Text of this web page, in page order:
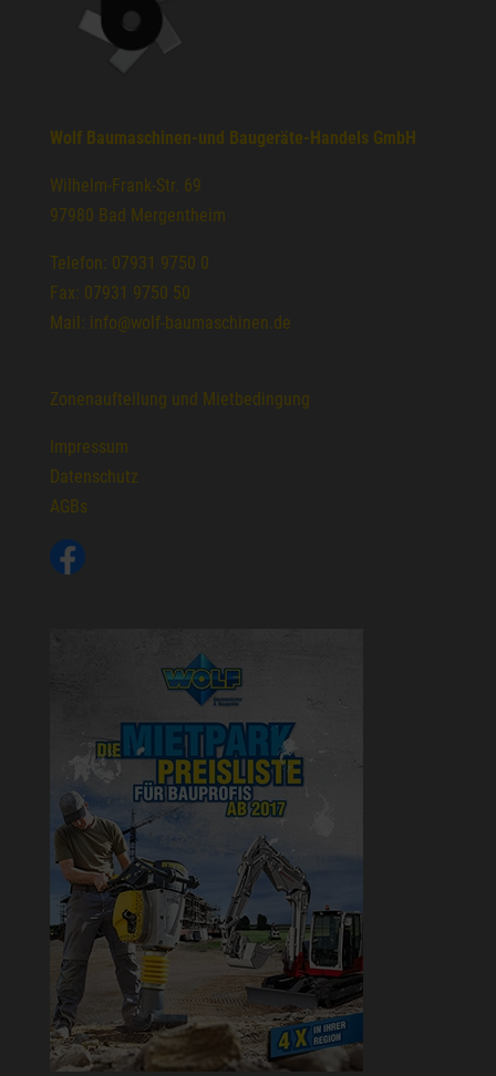
Wolf Baumaschinen-und Baugeräte-Handels GmbH
Wilhelm-Frank-Str. 69
97980 Bad Mergentheim
Telefon: 07931 9750 0
Fax: 07931 9750 50
Mail: info@wolf-baumaschinen.de
Zonenaufteilung und Mietbedingung
Impressum
Datenschutz
AGBs